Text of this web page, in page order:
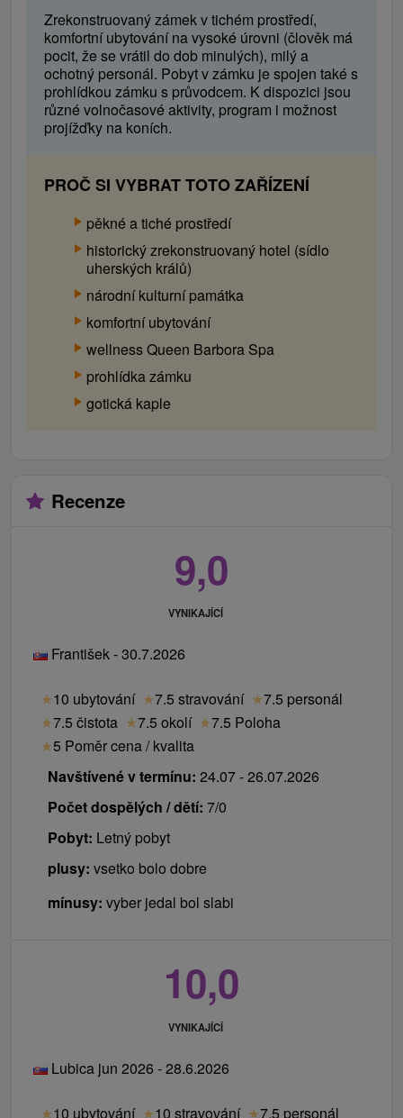
dobrodružství.
Apartmán Kastelán
Speciální apartmán nacházející se přímo v
historické vstupní věži. Má samostatný vstup a
další 2 patra nad sebou. Výhled na nádvoří,
vstup a širší okolí.
Apartmán DeLuxe
nejnáročnější hosty. Dřevěná postel s nebesy,
samozřejmě krásný výhled.
Zrekonstruovaný zámek v tichém prostředí,
komfortní ubytování na vysoké úrovni (člověk má
pocit, že se vrátil do dob minulých), milý a
ochotný personál. Pobyt v zámku je spojen také s
prohlídkou zámku s průvodcem. K dispozici jsou
různé volnočasové aktivity, program i možnost
projížďky na koních.
PROČ SI VYBRAT TOTO ZAŘÍZENÍ
pěkné a tiché prostředí
historický zrekonstruovaný hotel (sídlo
uherských králů)
národní kulturní památka
komfortní ubytování
wellness Queen Barbora Spa
prohlídka zámku
gotická kaple
Recenze
9,0
VYNIKAJÍCÍ
František - 30.7.2026
★10 ubytování ★7.5 stravování ★7.5 personál
★7.5 čistota ★7.5 okolí ★7.5 Poloha
★5 Poměr cena / kvalita
Navštívené v termínu: 24.07 - 26.07.2026
Počet dospělých / dětí: 7/0
Pobyt: Letný pobyt
plusy: vsetko bolo dobre
mínusy: vyber jedal bol slabi
10,0
VYNIKAJÍCÍ
Lubica jun 2026 - 28.6.2026
★10 ubytování ★10 stravování ★7.5 personál